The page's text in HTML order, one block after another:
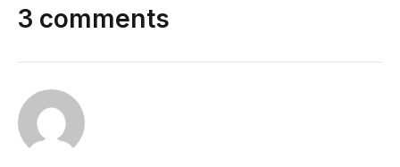
3 comments